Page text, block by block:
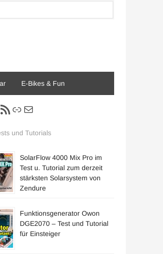
E-Bikes & Fun
RSS-Feed
Link
E-Mail
und Tutorials
SolarFlow 4000 Mix Pro im
Test u. Tutorial zum derzeit
stärksten Solarsystem von
Zendure
Funktionsgenerator Owon
DGE2070 – Test und Tutorial
für Einsteiger